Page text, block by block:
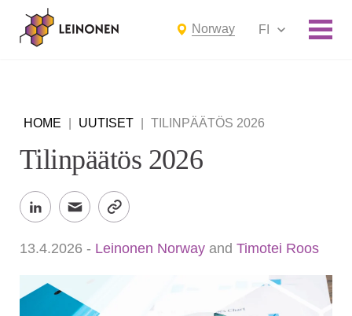
Norway FI
HOME UUTISET TILINPÄÄTÖS 2026
Tilinpäätös 2026
13.4.2026 - Leinonen Norway and Timotei Roos